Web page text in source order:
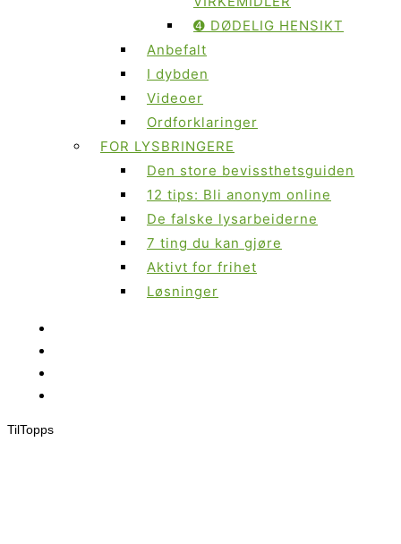
➍ DØDELIG HENSIKT
Anbefalt
I dybden
Videoer
Ordforklaringer
FOR LYSBRINGERE
Den store bevissthetsguiden
12 tips: Bli anonym online
De falske lysarbeiderne
7 ting du kan gjøre
Aktivt for frihet
Løsninger
TilTopps